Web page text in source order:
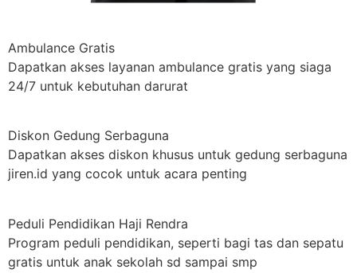
Ambulance Gratis
Dapatkan akses layanan ambulance gratis yang siaga
24/7 untuk kebutuhan darurat
Diskon Gedung Serbaguna
Dapatkan akses diskon khusus untuk gedung serbaguna
jiren.id yang cocok untuk acara penting
Peduli Pendidikan Haji Rendra
Program peduli pendidikan, seperti bagi tas dan sepatu
gratis untuk anak sekolah sd sampai smp